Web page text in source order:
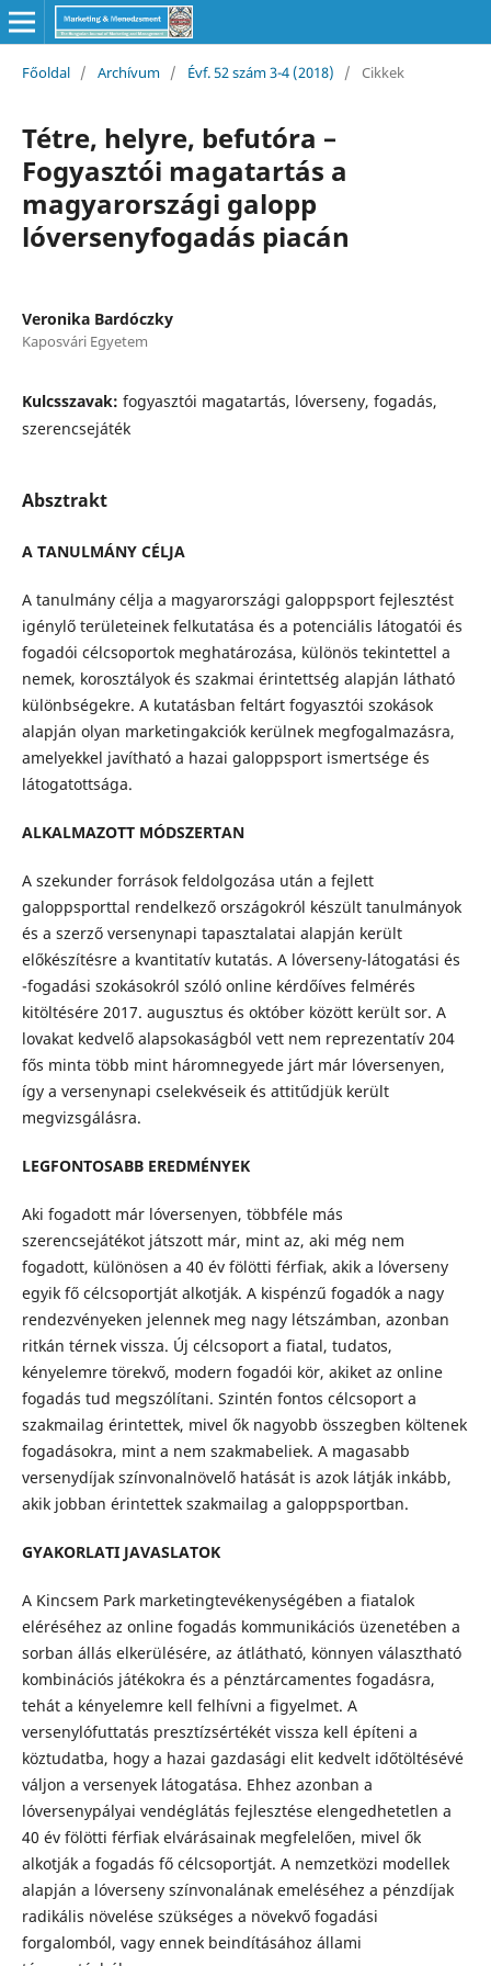
Főoldal / Archívum / Évf. 52 szám 3-4 (2018) / Cikkek
Tétre, helyre, befutóra –
Fogyasztói magatartás a
magyarországi galopp
lóversenyfogadás piacán
Veronika Bardóczky
Kaposvári Egyetem
Kulcsszavak: fogyasztói magatartás, lóverseny, fogadás,
szerencsejáték
Absztrakt
A TANULMÁNY CÉLJA
A tanulmány célja a magyarországi galoppsport fejlesztést
igénylő területeinek felkutatása és a potenciális látogatói és
fogadói célcsoportok meghatározása, különös tekintettel a
nemek, korosztályok és szakmai érintettség alapján látható
különbségekre. A kutatásban feltárt fogyasztói szokások
alapján olyan marketingakciók kerülnek megfogalmazásra,
amelyekkel javítható a hazai galoppsport ismertsége és
látogatottsága.
ALKALMAZOTT MÓDSZERTAN
A szekunder források feldolgozása után a fejlett
galoppsporttal rendelkező országokról készült tanulmányok
és a szerző versenynapi tapasztalatai alapján került
előkészítésre a kvantitatív kutatás. A lóverseny-látogatási és
-fogadási szokásokról szóló online kérdőíves felmérés
kitöltésére 2017. augusztus és október között került sor. A
lovakat kedvelő alapsokaságból vett nem reprezentatív 204
fős minta több mint háromnegyede járt már lóversenyen,
így a versenynapi cselekvéseik és attitűdjük került
megvizsgálásra.
LEGFONTOSABB EREDMÉNYEK
Aki fogadott már lóversenyen, többféle más
szerencsejátékot játszott már, mint az, aki még nem
fogadott, különösen a 40 év fölötti férfiak, akik a lóverseny
egyik fő célcsoportját alkotják. A kispénzű fogadók a nagy
rendezvényeken jelennek meg nagy létszámban, azonban
ritkán térnek vissza. Új célcsoport a fiatal, tudatos,
kényelemre törekvő, modern fogadói kör, akiket az online
fogadás tud megszólítani. Szintén fontos célcsoport a
szakmailag érintettek, mivel ők nagyobb összegben költenek
fogadásokra, mint a nem szakmabeliek. A magasabb
versenydíjak színvonalnövelő hatását is azok látják inkább,
akik jobban érintettek szakmailag a galoppsportban.
GYAKORLATI JAVASLATOK
A Kincsem Park marketingtevékenységében a fiatalok
eléréséhez az online fogadás kommunikációs üzenetében a
sorban állás elkerülésére, az átlátható, könnyen választható
kombinációs játékokra és a pénztárcamentes fogadásra,
tehát a kényelemre kell felhívni a figyelmet. A
versenylófuttatás presztízsértékét vissza kell építeni a
köztudatba, hogy a hazai gazdasági elit kedvelt időtöltésévé
váljon a versenyek látogatása. Ehhez azonban a
lóversenypályai vendéglátás fejlesztése elengedhetetlen a
40 év fölötti férfiak elvárásainak megfelelően, mivel ők
alkotják a fogadás fő célcsoportját. A nemzetközi modellek
alapján a lóverseny színvonalának emeléséhez a pénzdíjak
radikális növelése szükséges a növekvő fogadási
forgalomból, vagy ennek beindításához állami